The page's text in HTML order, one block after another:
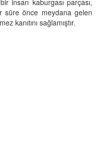
süre önce meydana gelen
kanıtını sağlamıştır.